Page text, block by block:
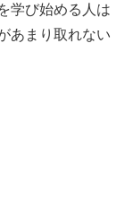
学び始める人は
あまり取れない